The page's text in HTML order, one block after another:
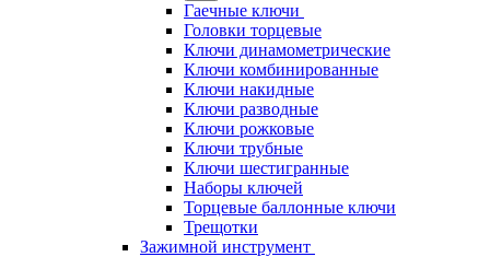
Гаечные ключи
Головки торцевые
Ключи динамометрические
Ключи комбинированные
Ключи накидные
Ключи разводные
Ключи рожковые
Ключи трубные
Ключи шестигранные
Наборы ключей
Торцевые баллонные ключи
Трещотки
Зажимной инструмент